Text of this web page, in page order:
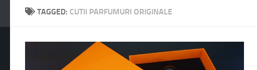
TAGGED: CUTII PARFUMURI ORIGINALE